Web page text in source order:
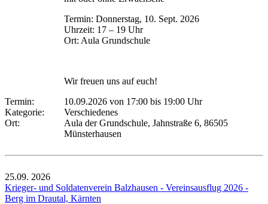
Termin: Donnerstag, 10. Sept. 2026
Uhrzeit: 17 – 19 Uhr
Ort: Aula Grundschule
Wir freuen uns auf euch!
Termin:
10.09.2026 von 17:00 bis 19:00 Uhr
Kategorie:
Verschiedenes
Ort:
Aula der Grundschule, Jahnstraße 6, 86505
Münsterhausen
25.09. 2026
Krieger- und Soldatenverein Balzhausen - Vereinsausflug 2026 -
Berg im Drautal, Kärnten